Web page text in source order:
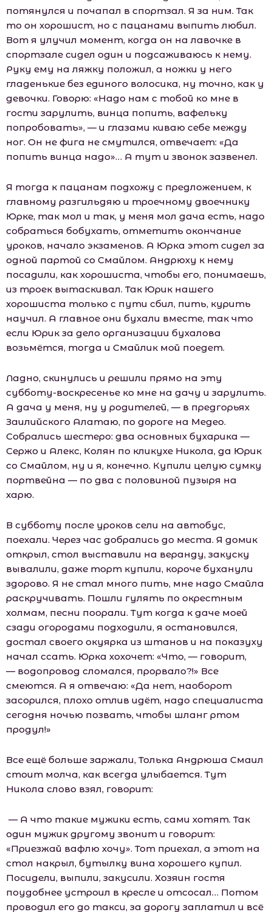
потянулся и почапал в спортзал. Я за ним. Так
то он хорошист, но с пацанами выпить любил.
Вот я улучил момент, когда он на лавочке в
спортзале сидел один и подсаживаюсь к нему.
Руку ему на ляжку положил, а ножки у него
гладенькие без единого волосика, ну точно, как у
девочки. Говорю: «Надо нам с тобой ко мне в
гости зарулить, винца попить, вафельку
попробовать», — и глазами киваю себе между
ног. Он не фига не смутился, отвечает: «Да
попить винца надо»… А тут и звонок зазвенел.
Я тогда к пацанам подхожу с предложением, к
главному разгильдяю и троечному двоечнику
Юрке, так мол и так, у меня мол дача есть, надо
собраться бобухать, отметить окончание
уроков, начало экзаменов. А Юрка этот сидел за
одной партой со Смайлом. Андрюху к нему
посадили, как хорошиста, чтобы его, понимаешь,
из троек вытаскивал. Так Юрик нашего
хорошиста только с пути сбил, пить, курить
научил. А главное они бухали вместе, так что
если Юрик за дело организации бухалова
возьмётся, тогда и Смайлик мой поедет.
Ладно, скинулись и решили прямо на эту
субботу-воскресенье ко мне на дачу и зарулить.
А дача у меня, ну у родителей, — в предгорьях
Заилийского Алатаю, по дороге на Медео.
Собрались шестеро: два основных бухарика —
Сержо и Алекс, Колян по кликухе Никола, да Юрик
со Смайлом, ну и я, конечно. Купили целую сумку
портвейна — по два с половиной пузыря на
харю.
В субботу после уроков сели на автобус,
поехали. Через час добрались до места. Я домик
открыл, стол выставили на веранду, закуску
вывалили, даже торт купили, короче буханули
здорово. Я не стал много пить, мне надо Смайла
раскручивать. Пошли гулять по окрестным
холмам, песни поорали. Тут когда к даче моей
сзади огородами подходили, я остановился,
достал своего окуярка из штанов и на показуху
начал ссать. Юрка хохочет: «Что, — говорит,
— водопровод сломался, прорвало?!» Все
смеются. А я отвечаю: «Да нет, наоборот
засорился, плохо отлив идёт, надо специалиста
сегодня ночью позвать, чтобы шланг ртом
продул!»
Все ещё больше заржали, Толька Андрюша Смаил
стоит молча, как всегда улыбается. Тут
Никола слово взял, говорит:
— А что такие мужики есть, сами хотят. Так
один мужик другому звонит и говорит:
«Приезжай вафлю хочу». Тот приехал, а этот на
стол накрыл, бутылку вина хорошего купил.
Посидели, выпили, закусили. Хозяин гостя
поудобнее устроил в кресле и отсосал… Потом
проводил его до такси, за дорогу заплатил и всё